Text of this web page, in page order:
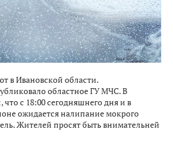
в Ивановской области.
областное ГУ МЧС. В
что с 18:00 сегодняшнего дня и в
ожидается налипание мокрого
Жителей просят быть внимательней